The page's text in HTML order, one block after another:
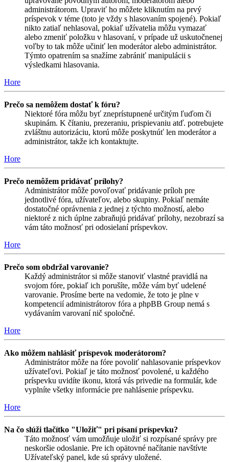
administrátorom. Upraviť ho môžete kliknutím na prvý
príspevok v téme (toto je vždy s hlasovaním spojené). Pokiaľ
nikto zatiaľ nehlasoval, pokiaľ užívatelia môžu vymazať
alebo zmeniť položku v hlasovaní, v prípade už uskutočnenej
voľby to tak môže učiniť len moderátor alebo administrátor.
Týmto opatrením sa snažíme zabrániť manipulácii s
výsledkami hlasovania.
Hore
Prečo sa nemôžem dostať k fóru?
Niektoré fóra môžu byť zneprístupnené určitým ľuďom či
skupinám. K čítaniu, prezeraniu, prispievaniu atď. potrebujete
zvláštnu autorizáciu, ktorú môže poskytnúť len moderátor a
administrátor, takže ich kontaktujte.
Hore
Prečo nemôžem pridávať prílohy?
Administrátor môže povoľovať pridávanie príloh pre
jednotlivé fóra, užívateľov, alebo skupiny. Pokiaľ nemáte
dostatočné oprávnenia z jednej z týchto možností, alebo
niektoré z nich úplne zabraňujú pridávať prílohy, nezobrazí sa
vám táto možnosť pri odosielaní príspevkov.
Hore
Prečo som obdržal varovanie?
Každý administrátor si môže stanoviť vlastné pravidlá na
svojom fóre, pokiaľ ich porušíte, môže vám byť udelené
varovanie. Prosíme berte na vedomie, že toto je plne v
kompetencií administrátorov fóra a phpBB Group nemá s
vydávaním varovaní nič spoločné.
Hore
Ako môžem nahlásiť príspevok moderátorom?
Administrátor môže na fóre povoliť nahlasovanie príspevkov
užívateľovi. Pokiaľ je táto možnosť povolené, u každého
príspevku uvidíte ikonu, ktorá vás privedie na formulár, kde
vyplníte všetky informácie pre nahlásenie príspevku.
Hore
Na čo slúži tlačítko "Uložiť" pri písaní príspevku?
Táto možnosť vám umožňuje uložiť si rozpísané správy pre
neskoršie odoslanie. Pre ich opätovné načítanie navštívte
Užívateľský panel, kde sú správy uložené.